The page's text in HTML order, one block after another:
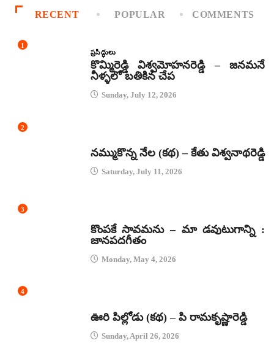
RECENT POPULAR COMMENTS
1
ప్రసిద్ధులు
కొమ్మిరెడ్డి విశ్వమోహనరెడ్డి – జనమనే
నీళ్ళలో బతికిన చేప
Sunday, July 12, 2026
2
నమ్ముకొన్న నేల (కథ) – కేతు విశ్వనాథరెడ్డి
Saturday, July 11, 2026
3
కొంపకే సావమను – మా డవుటుగాన్ని :
జానపదగీతం
Monday, May 4, 2026
4
ఊరి పిల్లోడు (కథ) – పి రామకృష్ణారెడ్డి
Sunday, April 26, 2026